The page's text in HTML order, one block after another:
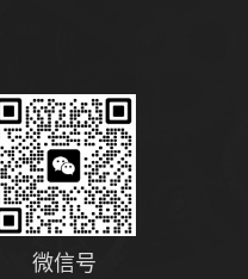
微信号